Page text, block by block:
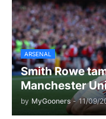
ARSENAL
Smith Rowe
Manchester
by MyGooners - 11/09/